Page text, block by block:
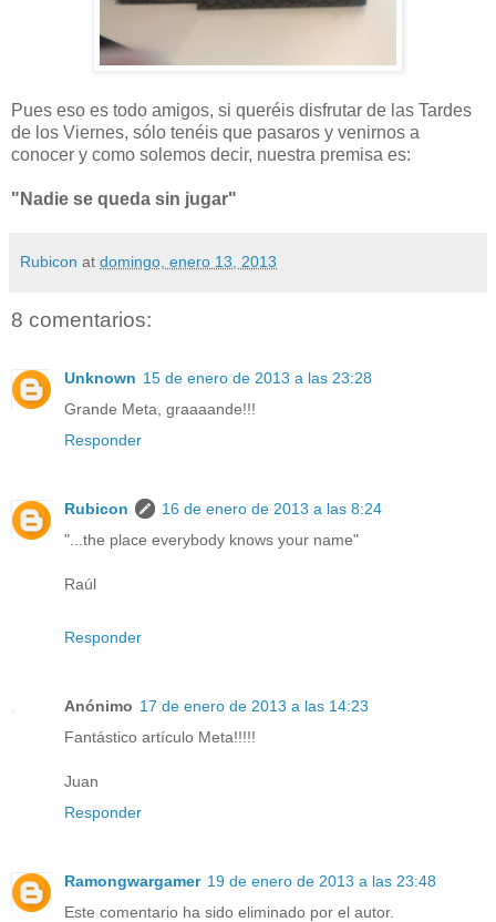
Pues eso es todo amigos, si queréis disfrutar de las Tardes
de los Viernes, sólo tenéis que pasaros y venirnos a
conocer y como solemos decir, nuestra premisa es:
"Nadie se queda sin jugar"
Rubicon at domingo, enero 13, 2013
8 comentarios:
Unknown 15 de enero de 2013 a las 23:28
Grande Meta, graaaande!!!
Responder
Rubicon
16 de enero de 2013 a las 8:24
"...the place everybody knows your name"
Raúl
Responder
Anónimo 17 de enero de 2013 a las 14:23
Fantástico artículo Meta!!!!!
Juan
Responder
Ramongwargamer 19 de enero de 2013 a las 23:48
Este comentario ha sido eliminado por el autor.